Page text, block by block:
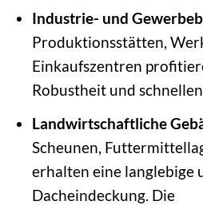
Industrie- und
Produktionsstätten,
Einkaufszentren
Robustheit und
Landwirtschaftliche
Scheunen,
erhalten eine langlebige
Dacheindeckung. Die